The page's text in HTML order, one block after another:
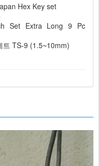
Hex Key set
Set Extra Long 9 Pc
트 TS-9 (1.5~10mm)